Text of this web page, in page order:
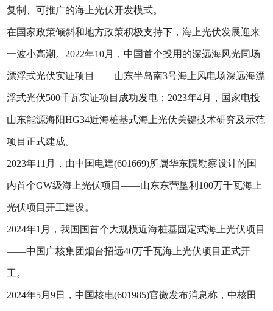
复制、可推广的海上光伏开发模式。
在国家政策倾斜和地方政策积极支持下，海上光伏发展迎来
一波小高潮。2022年10月，中国首个投用的深远海风光同场
漂浮式光伏实证项目——山东半岛南3号海上风电场深远海漂
浮式光伏500千瓦实证项目成功发电；2023年4月，国家电投
山东能源海阳HG34近海桩基式海上光伏关键技术研究及示范
项目正式建成。
2023年11月，由中国电建(601669)所属华东院勘察设计的国
内首个GW级海上光伏项目——山东东营垦利100万千瓦海上
光伏项目开工建设。
2024年1月，我国国首个大规模近海桩基固定式海上光伏项目
——中国广核集团烟台招远40万千瓦海上光伏项目正式开
工。
2024年5月9日，中国核电(601985)官微发布消息称，中核田